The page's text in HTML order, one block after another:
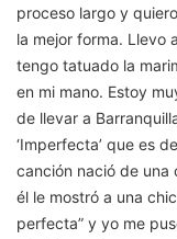
proceso largo y
la mejor forma. Llevo
tengo tatuado la
en mi mano. Estoy
de llevar a
‘Imperfecta’ que es
canción nació de una
él le mostró a una
perfecta” y yo me